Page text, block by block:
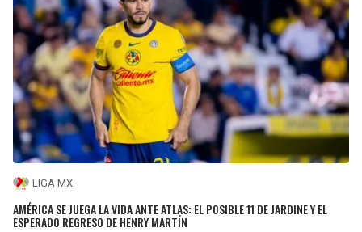
LIGA MX
AMÉRICA SE JUEGA LA VIDA ANTE ATLAS: EL POSIBLE 11 DE JARDINE Y EL
ESPERADO REGRESO DE HENRY MARTÍN